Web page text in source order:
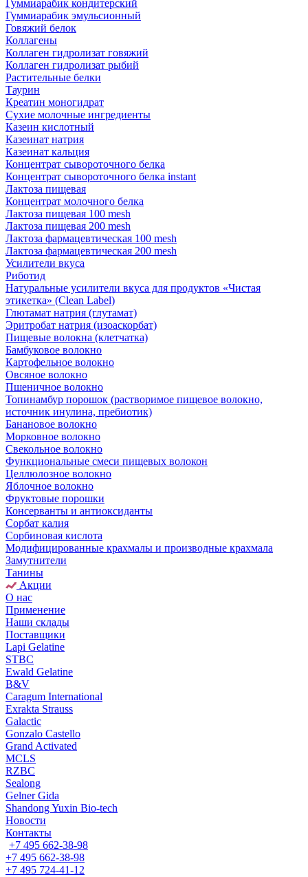
Гуммиарабик кондитерский
Гуммиарабик эмульсионный
Говяжий белок
Коллагены
Коллаген гидролизат говяжий
Коллаген гидролизат рыбий
Растительные белки
Таурин
Креатин моногидрат
Сухие молочные ингредиенты
Казеин кислотный
Казеинат натрия
Казеинат кальция
Концентрат сывороточного белка
Концентрат сывороточного белка instant
Лактоза пищевая
Концентрат молочного белка
Лактоза пищевая 100 mesh
Лактоза пищевая 200 mesh
Лактоза фармацевтическая 100 mesh
Лактоза фармацевтическая 200 mesh
Усилители вкуса
Риботид
Натуральные усилители вкуса для продуктов «Чистая
этикетка» (Clean Label)
Глютамат натрия (глутамат)
Эритробат натрия (изоаскорбат)
Пищевые волокна (клетчатка)
Бамбуковое волокно
Картофельное волокно
Овсяное волокно
Пшеничное волокно
Топинамбур порошок (растворимое пищевое волокно,
источник инулина, пребиотик)
Банановое волокно
Морковное волокно
Свекольное волокно
Функциональные смеси пищевых волокон
Целлюлозное волокно
Яблочное волокно
Фруктовые порошки
Консерванты и антиоксиданты
Сорбат калия
Сорбиновая кислота
Модифицированные крахмалы и производные крахмала
Замутнители
Танины
Акции
О нас
Применение
Наши склады
Поставщики
Lapi Gelatine
STBC
Ewald Gelatine
B&V
Caragum International
Exrakta Strauss
Galactic
Gonzalo Castello
Grand Activated
MCLS
RZBC
Sealong
Gelner Gida
Shandong Yuxin Bio-tech
Новости
Контакты
+7 495 662-38-98
+7 495 662-38-98
+7 495 724-41-12